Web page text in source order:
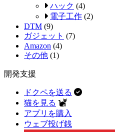
ハック (4)
電子工作 (2)
DTM (9)
ガジェット (7)
Amazon (4)
その他 (1)
開発支援
ドクペを送る
猫を見る
アプリを購入
ウェブ投げ銭